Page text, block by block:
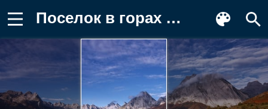
Поселок в горах Картинка для телефона